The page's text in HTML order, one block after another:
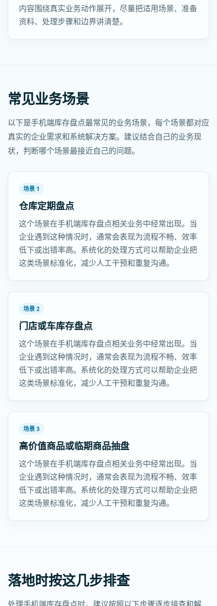
内容围绕真实业务动作展开，尽量把适用场景、准备
资料、处理步骤和边界讲清楚。
常见业务场景
以下是手机端库存盘点最常见的业务场景，每个场景都对应
真实的企业需求和系统解决方案。建议结合自己的业务现
状，判断哪个场景最接近自己的问题。
场景 1
仓库定期盘点
这个场景在手机端库存盘点相关业务中经常出现。当
企业遇到这种情况时，通常会表现为流程不畅、效率
低下或出错率高。系统化的处理方式可以帮助企业把
这类场景标准化，减少人工干预和重复沟通。
场景 2
门店或车库存盘点
这个场景在手机端库存盘点相关业务中经常出现。当
企业遇到这种情况时，通常会表现为流程不畅、效率
低下或出错率高。系统化的处理方式可以帮助企业把
这类场景标准化，减少人工干预和重复沟通。
场景 3
高价值商品或临期商品抽盘
这个场景在手机端库存盘点相关业务中经常出现。当
企业遇到这种情况时，通常会表现为流程不畅、效率
低下或出错率高。系统化的处理方式可以帮助企业把
这类场景标准化，减少人工干预和重复沟通。
落地时按这几步排查